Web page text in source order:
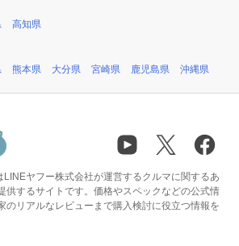
高知県
熊本県 大分県 宮崎県 鹿児島県 沖縄県
ヤフー株式会社が運営するクルマに関するあ
供するサイトです。価格やスペックなどの公式情
のリアルなレビューまで購入検討に役立つ情報を